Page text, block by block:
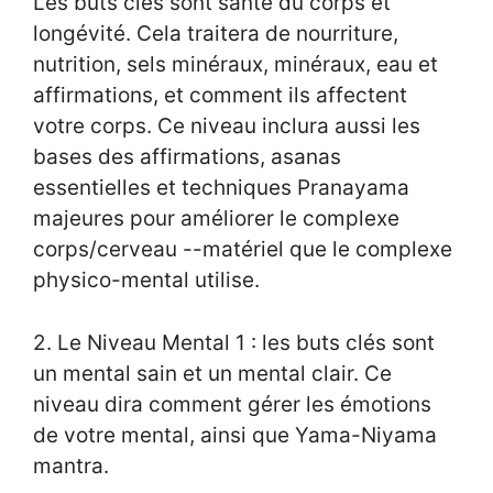
longévité. Cela traitera de nourriture,
nutrition, sels minéraux, minéraux, eau et
affirmations, et comment ils affectent
votre corps. Ce niveau inclura aussi les
bases des affirmations, asanas
essentielles et techniques Pranayama
majeures pour améliorer le complexe
corps/cerveau --matériel que le complexe
physico-mental utilise.
2. Le Niveau Mental 1 : les buts clés sont
un mental sain et un mental clair. Ce
niveau dira comment gérer les émotions
de votre mental, ainsi que Yama-Niyama
mantra.